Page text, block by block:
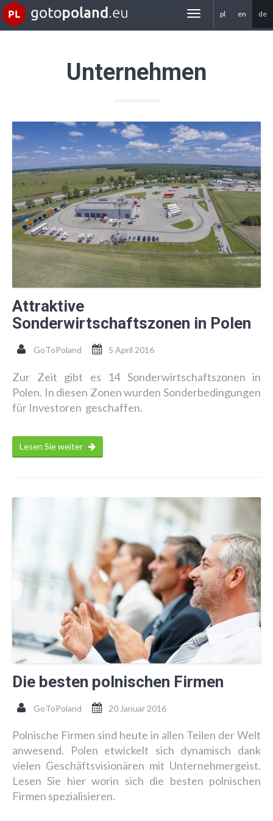
pl en de
gotoPoland.eu
Unternehmen
Attraktive
Sonderwirtschaftszonen in Polen
GoToPoland 5 April 2016
Zur Zeit gibt es 14 Sonderwirtschaftszonen in
Polen. In diesen Zonen wurden Sonderbedingungen
für Investoren geschaffen.
Lesen Sie weiter
Die besten polnischen Firmen
GoToPoland 20 Januar 2016
Polnische Firmen sind heute in allen Teilen der Welt
anwesend. Polen etwickelt sich dynamisch dank
vielen Geschäftsvisionären mit Unternehmergeist.
Lesen Sie hier worin sich die besten polnischen
Firmen spezialisieren.